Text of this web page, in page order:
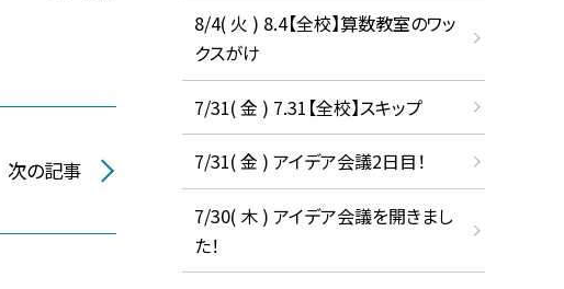
次の記事
8/4( 火 ) 8.4【全校】算数教室のワッ
クスがけ
7/31( 金 ) 7.31【全校】スキップ
7/31( 金 ) アイデア会議2日目！
7/30( 木 ) アイデア会議を開きまし
た！